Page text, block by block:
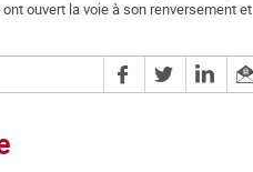
ouvert la voie à son renversement et